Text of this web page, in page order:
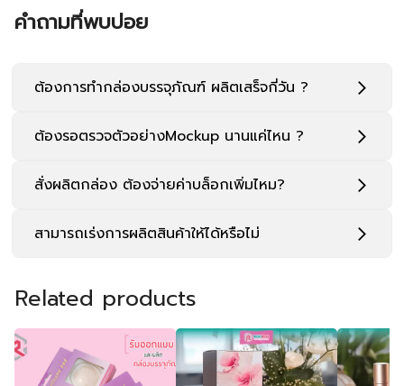
คำถามที่พบบ่อย
ต้องการทำกล่องบรรจุภัณฑ์ ผลิตเสร็จกี่วัน ?
** หลังลูกค้ายืนยันสเปคงานและ
ต้องรอตรวจตัวอย่างMockup นานแค่ไหน ?
สั่งผลิตกล่อง ต้องจ่ายค่าบล็อกเพิ่มไหม?
สามารถเร่งการผลิตสินค้าให้ได้หรือไม่
Related products